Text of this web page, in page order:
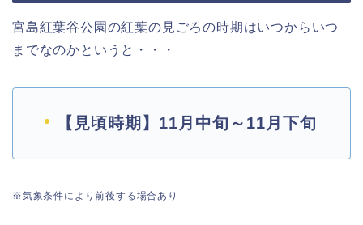
宮島紅葉谷公園の紅葉の見ごろの時期はいつからいつ
までなのかというと・・・
【見頃時期】11月中旬～11月下旬
※気象条件により前後する場合あり